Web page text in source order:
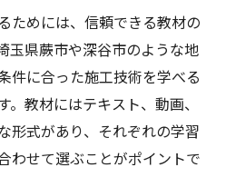
ためには、信頼できる教材の
玉県蕨市や深谷市のような地
件に合った施工技術を学べる
教材にはテキスト、動画、
形式があり、それぞれの学習
わせて選ぶことがポイントで